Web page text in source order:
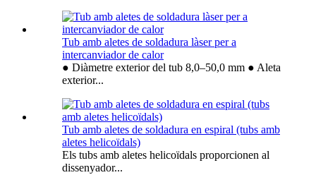
Tub amb aletes de soldadura làser per a
intercanviador de calor
● Diàmetre exterior del tub 8,0–50,0 mm ● Aleta
exterior...
Tub amb aletes de soldadura en espiral (tubs amb
aletes helicoïdals)
Els tubs amb aletes helicoïdals proporcionen al
dissenyador...